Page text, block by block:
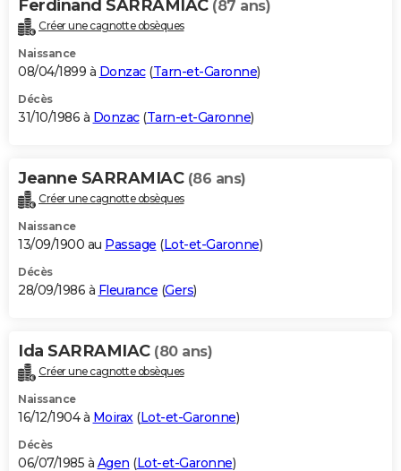
Ferdinand SARRAMIAC (87 ans)
Créer une cagnotte obsèques
Naissance
08/04/1899 à Donzac(Tarn-et-Garonne)
Décès
31/10/1986 à Donzac(Tarn-et-Garonne)
Jeanne SARRAMIAC (86 ans)
Créer une cagnotte obsèques
Naissance
13/09/1900 au Passage (Lot-et-Garonne)
Décès
28/09/1986 à Fleurance (Gers)
Ida SARRAMIAC (80 ans)
Créer une cagnotte obsèques
Naissance
16/12/1904 à Moirax(Lot-et-Garonne)
Décès
06/07/1985 à Agen (Lot-et-Garonne)